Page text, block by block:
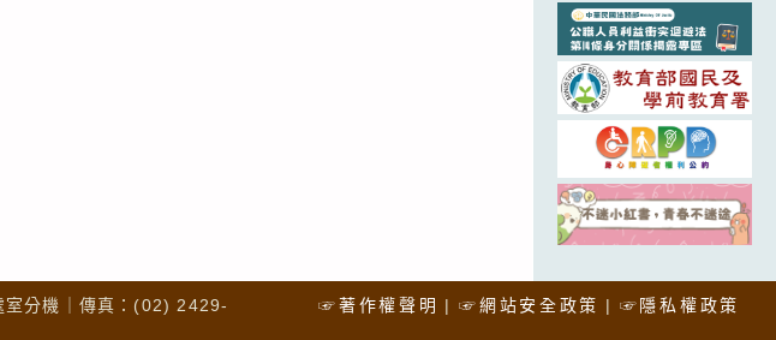
☞著作權聲明 ☞網站安全政策 ☞隱私權政策
分機｜傳真：(02) 2429-